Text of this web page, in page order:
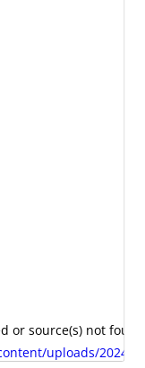
or source(s) not found
uploads/2024/